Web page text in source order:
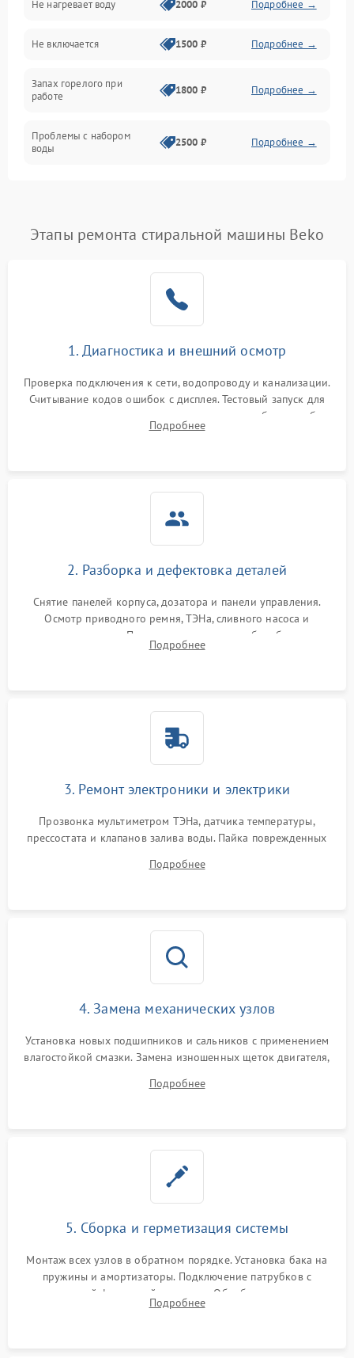
Программное обеспечение
Не нагревает воду 2000 ₽ Подробнее →
Не включается 1500 ₽ Подробнее →
Запах горелого при
работе
1800 ₽ Подробнее →
Проблемы с набором
воды
2500 ₽ Подробнее →
Замена платы управления Подробнее →
Этапы ремонта стиральной машины Beko
1. Диагностика и внешний осмотр
Проверка подключения к сети, водопроводу и канализации.
Считывание кодов ошибок с дисплея. Тестовый запуск для
выявления посторонних шумов, протечек или сбоев в работе
электронного модуля управления.
Подробнее
2. Разборка и дефектовка деталей
Снятие панелей корпуса, дозатора и панели управления.
Осмотр приводного ремня, ТЭНа, сливного насоса и
амортизаторов. Проверка подшипников барабана и
крестовины на износ, а манжеты люка на разрывы.
Подробнее
3. Ремонт электроники и электрики
Прозвонка мультиметром ТЭНа, датчика температуры,
прессостата и клапанов залива воды. Пайка поврежденных
Восстановление целостности проводки и контактов.
Подробнее
4. Замена механических узлов
Установка новых подшипников и сальников с применением
влагостойкой смазки. Замена изношенных щеток двигателя,
или поврежденной резиновой манжеты.
Подробнее
5. Сборка и герметизация системы
Монтаж всех узлов в обратном порядке. Установка бака на
пружины и амортизаторы. Подключение патрубков с
надежной фиксацией хомутами. Обработка стыков
герметиком для предотвращения возможных протечек воды.
Подробнее